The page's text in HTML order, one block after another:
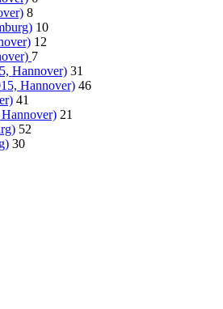
8
10
12
7
Hannover) 31
Hannover) 46
41
21
52
30